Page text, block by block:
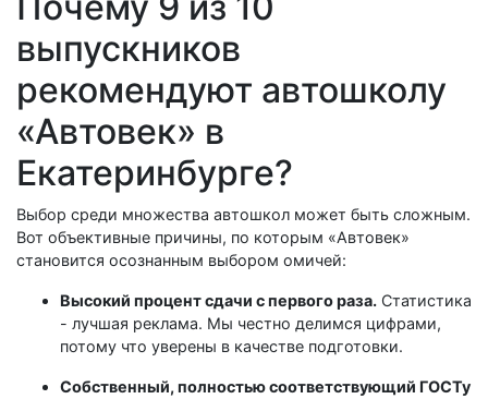
выпускников
рекомендуют автошколу
«Автовек» в
Екатеринбурге?
Выбор среди множества автошкол может быть сложным.
Вот объективные причины, по которым «Автовек»
становится осознанным выбором омичей:
Высокий процент сдачи с первого раза. Статистика
- лучшая реклама. Мы честно делимся цифрами,
потому что уверены в качестве подготовки.
Собственный, полностью соответствующий ГОСТу